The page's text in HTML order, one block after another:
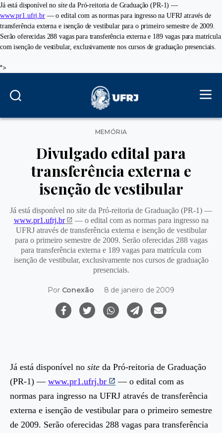
Já está disponível no siteda Pró-reitoria de Graduação (PR-1) —
www.pr1.ufrj.br— o edital com as normas para ingresso na UFRJ através de
transferência externa e isenção de vestibular para o primeiro semestre de 2009.
Serão oferecidas 288 vagas para transferência externa e 189 vagas para matrícula
com isenção de vestibular, exclusivamente nos cursos de graduação presenciais.
">
Categorias
MEMÓRIA
Divulgado edital para
transferência externa e
isenção de vestibular
Já está disponível no site da Pró-reitoria de Graduação (PR-1) —
www.pr1.ufrj.br
— o edital com as normas para ingresso na
UFRJ através de transferência externa e isenção de vestibular
para o primeiro semestre de 2009. Serão oferecidas 288 vagas
para transferência externa e 189 vagas para matrícula com
isenção de vestibular, exclusivamente nos cursos de graduação
presenciais.
Por Conexão 8 de janeiro de 2009
Já está disponível no site da Pró-reitoria de Graduação
(PR-1) — www.pr1.ufrj.br
— o edital com as
normas para ingresso na UFRJ através de transferência
externa e isenção de vestibular para o primeiro semestre
de 2009. Serão oferecidas 288 vagas para transferência